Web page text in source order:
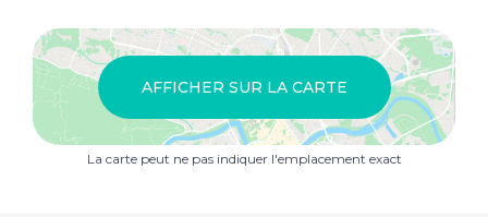
AFFICHER SUR LA CARTE
La carte peut ne pas indiquer l'emplacement exact